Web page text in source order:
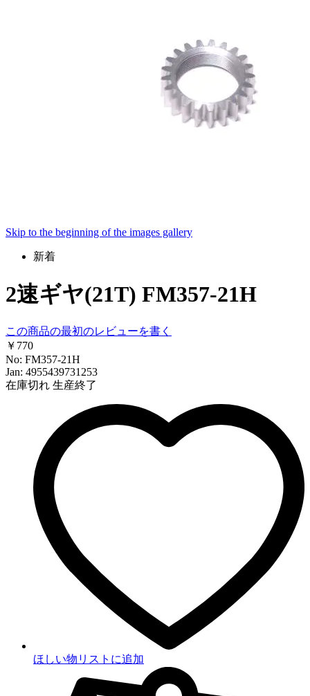
Skip to the beginning of the images gallery
新着
2速ギヤ(21T) FM357-21H
この商品の最初のレビューを書く
￥770
No: FM357-21H
Jan: 4955439731253
在庫切れ 生産終了
ほしい物リストに追加